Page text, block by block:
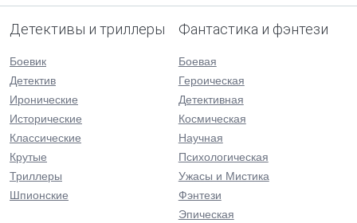
Детективы и триллеры
Боевик
Детектив
Иронические
Исторические
Классические
Крутые
Триллеры
Шпионские
Фантастика и фэнтези
Боевая
Героическая
Детективная
Космическая
Научная
Психологическая
Ужасы и Мистика
Фэнтези
Эпическая